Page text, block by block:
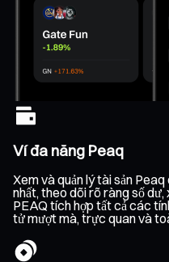
Ví đa năng Peaq
Xem và quản lý tài sản
nhất, theo dõi rõ ràng số
PEAQ tích hợp tất cả các
tử mượt mà, trực quan và